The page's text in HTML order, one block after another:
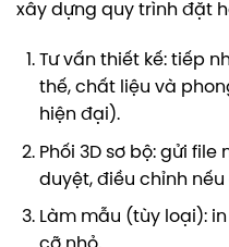
xây dựng quy trình đặt
Tư vấn thiết kế: tiếp
thế, chất liệu và
hiện đại).
Phối 3D sơ bộ: gửi
duyệt, điều chỉnh nếu
Làm mẫu (tùy loại):